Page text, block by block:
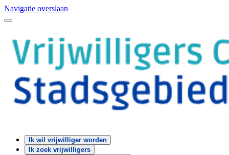
Navigatie overslaan
Ik wil vrijwilliger worden
Ik zoek vrijwilligers